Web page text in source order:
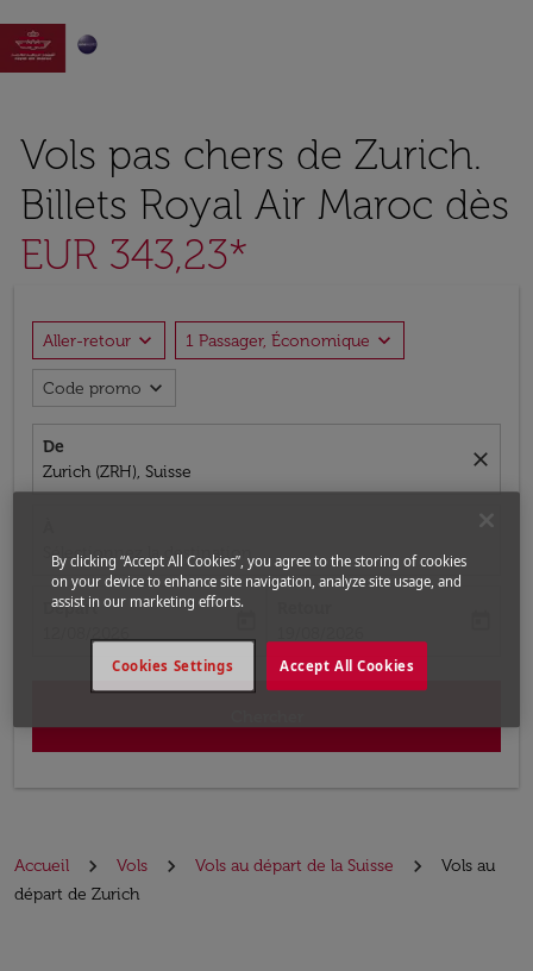

Vols pas chers de Zurich.
Billets Royal Air Maroc dès
EUR 343,23*
Aller-retour expand_more 1 Passager, Économique expand_more
Code promo expand_more
De
Zurich (ZRH), Suisse
close
Sélectionnez la destination
Départ
Accueil Vols Vols au départ de la Suisse
Vols au
départ de Zurich
By clicking “Accept All Cookies”, you agree to the storing of cookies
on your device to enhance site navigation, analyze site usage, and
assist in our marketing efforts.
Accept All Cookies
Cookies Settings